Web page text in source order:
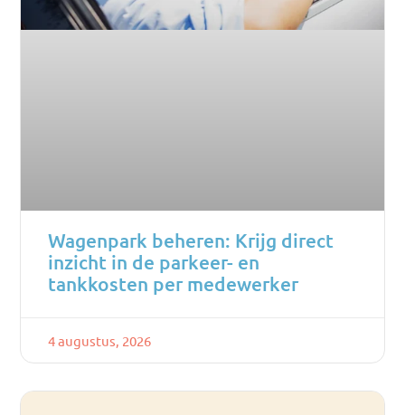
Wagenpark beheren: Krijg direct
inzicht in de parkeer- en
tankkosten per medewerker
4 augustus, 2026